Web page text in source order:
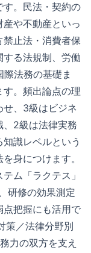
す。民法・契約の
や不動産といっ
止法・消費者保
る法規制、労働
法務の基礎ま
。頻出論点の理
せ、3級はビジネ
、2級は法律実務
識レベルという
身につけます。
ム「ラクテス」
研修の効果測定
点把握にも活用で
策／法律分野別
力の双方を支え